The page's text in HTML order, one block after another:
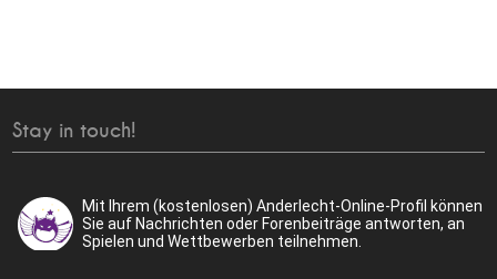
Stay in touch!
Mit Ihrem (kostenlosen) Anderlecht-Online-Profil können
Sie auf Nachrichten oder Forenbeiträge antworten, an
Spielen und Wettbewerben teilnehmen.